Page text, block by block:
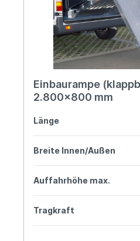
Einbaurampe
2.800x800 mm
Länge
Breite Innen/Außen
Auffahrhöhe max.
Tragkraft